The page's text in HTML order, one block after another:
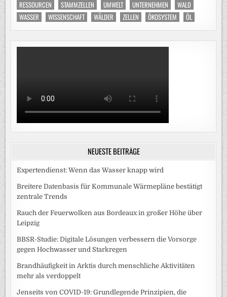
RESSOURCEN STAMMZELLEN UMWELT UNTERNEHMEN
WALD
WASSER
WISSENSCHAFT WÄLDER ZELLEN ÖKOSYSTEM ÖL
NEUESTE BEITRÄGE
Expertendienst: Wenn das Wasser knapp wird
Breitere Datenbasis für Kommunale Wärmepläne bestätigt
zentrale Trends
Rauch der Feuerwolken aus Bordeaux in großer Höhe über
Leipzig
BBSR-Studie: Digitale Lösungen verbessern die Vorsorge
gegen Hochwasser und Starkregen
Brandhäufigkeit in Arktis durch menschliche Aktivitäten
mehr als verdoppelt
Jenseits von COVID-19: Grundlegende Prinzipien, die